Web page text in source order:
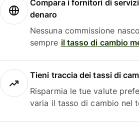
Compara i fornitori di
denaro
Nessuna commissione
sempre il tasso di cambio
Tieni traccia dei tassi di
Risparmia le tue valute
varia il tasso di cambio nel